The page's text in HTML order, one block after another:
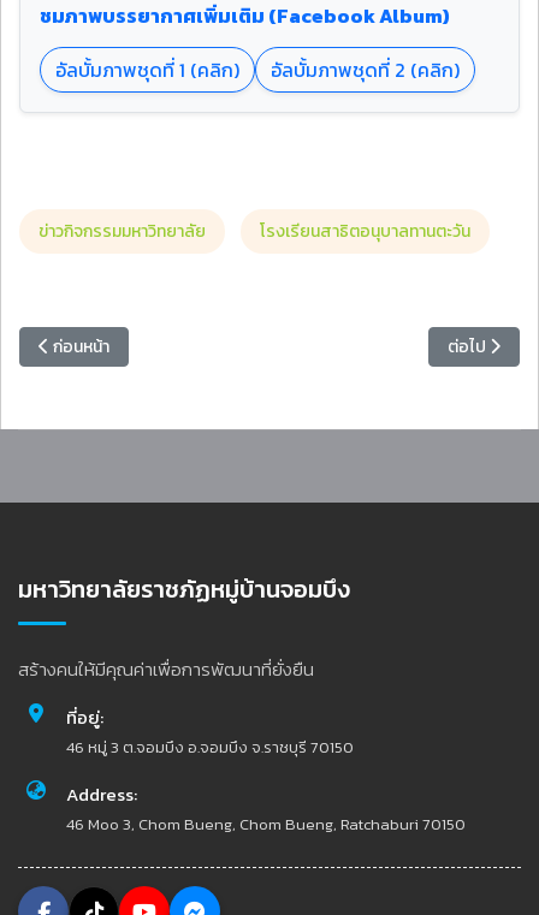
ชมภาพบรรยากาศเพิ่มเติม (Facebook Album)
อัลบั้มภาพชุดที่ 1 (คลิก)
อัลบั้มภาพชุดที่ 2 (คลิก)
ข่าวกิจกรรมมหาวิทยาลัย โรงเรียนสาธิตอนุบาลทานตะวัน
เนื้อหาก่อนหน้า: การประชุมคณะกรรมการส่งเสริมกิจการมหาวิทยาลัย (ค
ก่อนหน้า เนื้อหาถัดไป
ต่อไป
มหาวิทยาลัยราชภัฏหมู่บ้านจอมบึง
สร้างคนให้มีคุณค่าเพื่อการพัฒนาที่ยั่งยืน
ที่อยู่:
46 หมู่ 3 ต.จอมบึง อ.จอมบึง จ.ราชบุรี 70150
Address:
46 Moo 3, Chom Bueng, Chom Bueng, Ratchaburi 70150